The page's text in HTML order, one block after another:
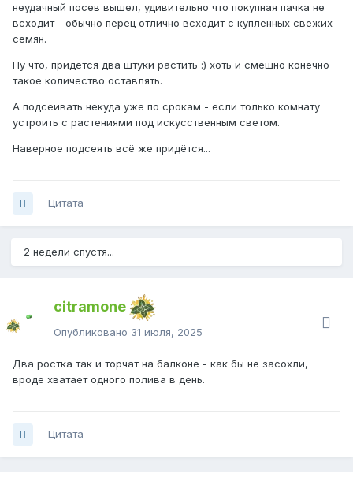
неудачный посев вышел, удивительно что покупная пачка не
всходит - обычно перец отлично всходит с купленных свежих
семян.
Ну что, придётся два штуки растить :) хоть и смешно конечно
такое количество оставлять.
А подсеивать некуда уже по срокам - если только комнату
устроить с растениями под искусственным светом.
Наверное подсеять всё же придётся...
Цитата
2 недели спустя...
citramone
Опубликовано 31 июля, 2025
Два ростка так и торчат на балконе - как бы не засохли,
вроде хватает одного полива в день.
Цитата